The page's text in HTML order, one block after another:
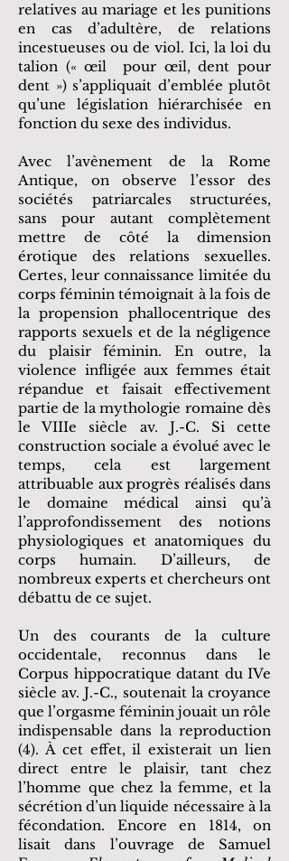
relatives au mariage et les punitions
en cas d’adultère, de relations
incestueuses ou de viol. Ici, la loi du
talion (« œil pour œil, dent pour
dent ») s’appliquait d’emblée plutôt
qu’une législation hiérarchisée en
fonction du sexe des individus.
Avec l’avènement de la Rome
Antique, on observe l’essor des
sociétés patriarcales structurées,
sans pour autant complètement
mettre de côté la dimension
érotique des relations sexuelles.
Certes, leur connaissance limitée du
corps féminin témoignait à la fois de
la propension phallocentrique des
rapports sexuels et de la négligence
du plaisir féminin. En outre, la
violence infligée aux femmes était
répandue et faisait effectivement
partie de la mythologie romaine dès
le VIIIe siècle av. J.-C. Si cette
construction sociale a évolué avec le
temps, cela est largement
attribuable aux progrès réalisés dans
le domaine médical ainsi qu’à
l’approfondissement des notions
physiologiques et anatomiques du
corps humain. D’ailleurs, de
nombreux experts et chercheurs ont
débattu de ce sujet.
Un des courants de la culture
occidentale, reconnus dans le
Corpus hippocratique datant du IVe
siècle av. J.-C., soutenait la croyance
que l’orgasme féminin jouait un rôle
indispensable dans la reproduction
(4). À cet effet, il existerait un lien
direct entre le plaisir, tant chez
l’homme que chez la femme, et la
sécrétion d’un liquide nécessaire à la
fécondation. Encore en 1814, on
lisait dans l’ouvrage de Samuel